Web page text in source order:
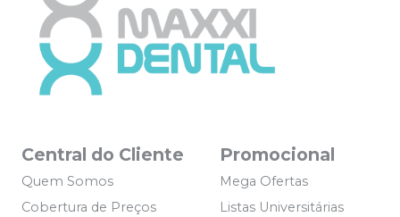
Central do Cliente
Quem Somos
Cobertura de Preços
Promocional
Mega Ofertas
Listas Universitárias